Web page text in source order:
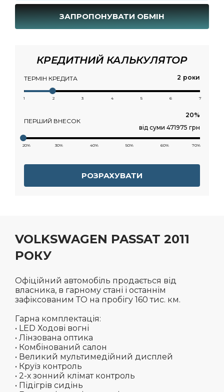
ЗАПРОПОНУВАТИ ОБМІН
КРЕДИТНИЙ КАЛЬКУЛЯТОР
ТЕРМІН КРЕДИТА роки
1 2 3 4 5 6 7
ПЕРШИЙ ВНЕСОК
від суми 471975 грн
20% 30% 40% 50% 60% 70%
РОЗРАХУВАТИ
VOLKSWAGEN PASSAT 2011
РОКУ
Офіційний автомобіль продається від
власника, в гарному стані і останнім
зафіксованим ТО на пробігу 160 тис. км.
Гарна комплектація:
• LED Ходові вогні
• Лінзована оптика
• Комбінований салон
• Великий мультимедійний дисплей
• Круїз контроль
• 2-х зонний клімат контроль
• Підігрів сидінь